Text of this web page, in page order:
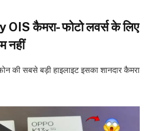
कैमरा- फोटो लवर्स के लिए
नहीं
की सबसे बड़ी हाइलाइट इसका शानदार कैमरा